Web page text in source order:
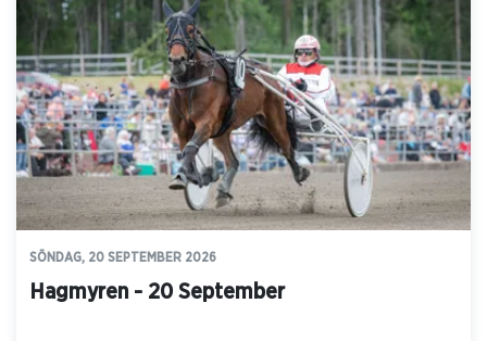
SÖNDAG, 20 SEPTEMBER 2026
Hagmyren - 20 September